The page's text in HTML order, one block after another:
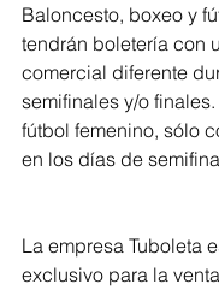
Baloncesto, boxeo y
tendrán boletería con
comercial diferente
semifinales y/o
fútbol femenino, sólo
en los días de
La empresa Tuboleta
exclusivo para la